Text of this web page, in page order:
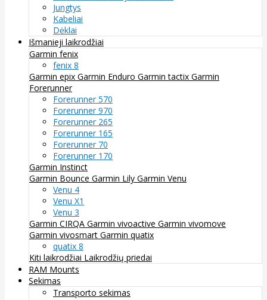
Jungtys
Kabeliai
Dėklai
Išmanieji laikrodžiai
Garmin fenix
fenix 8
Garmin epix Garmin Enduro Garmin tactix Garmin
Forerunner
Forerunner 570
Forerunner 970
Forerunner 265
Forerunner 165
Forerunner 70
Forerunner 170
Garmin Instinct
Garmin Bounce Garmin Lily Garmin Venu
Venu 4
Venu X1
Venu 3
Garmin CIRQA Garmin vivoactive Garmin vivomove
Garmin vivosmart Garmin quatix
quatix 8
Kiti laikrodžiai Laikrodžių priedai
RAM Mounts
Sekimas
Transporto sekimas